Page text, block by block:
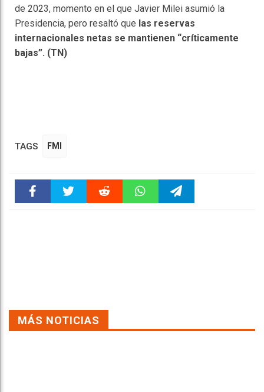
de 2023, momento en el que Javier Milei asumió la
Presidencia, pero resaltó que las reservas
internacionales netas se mantienen “críticamente
bajas”. (TN)
TAGS FMI
MÁS NOTICIAS